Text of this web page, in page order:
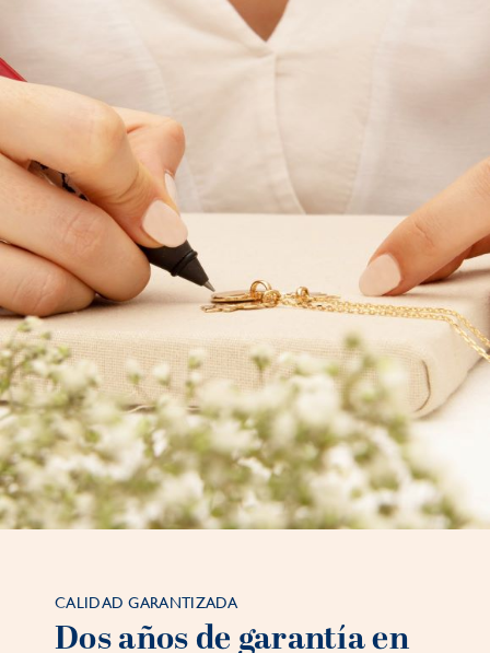
CALIDAD GARANTIZADA
Dos años de garantía en